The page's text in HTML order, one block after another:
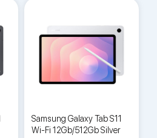
Samsung Galaxy Tab S11
Wi-Fi 12Gb/512Gb Silver